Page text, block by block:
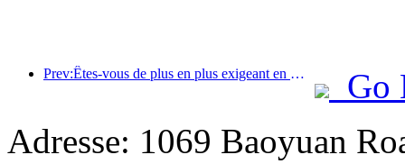
Prev:Êtes-vous de plus en plus exigeant en matière d’hôtels ? Les marques de milieu et haut de gamme « choisissent » toutes les détails
Go
Adresse: 1069 Baoyuan